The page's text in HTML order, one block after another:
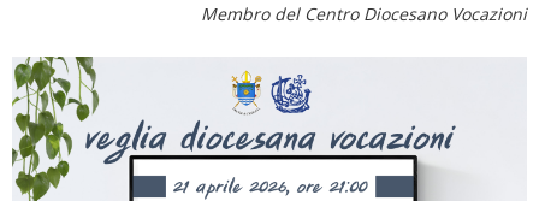
Membro del Centro Diocesano Vocazioni